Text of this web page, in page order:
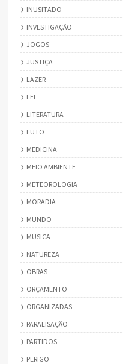
INUSITADO
INVESTIGAÇÃO
JOGOS
JUSTIÇA
LAZER
LEI
LITERATURA
LUTO
MEDICINA
MEIO AMBIENTE
METEOROLOGIA
MORADIA
MUNDO
MUSICA
NATUREZA
OBRAS
ORÇAMENTO
ORGANIZADAS
PARALISAÇÃO
PARTIDOS
PERIGO